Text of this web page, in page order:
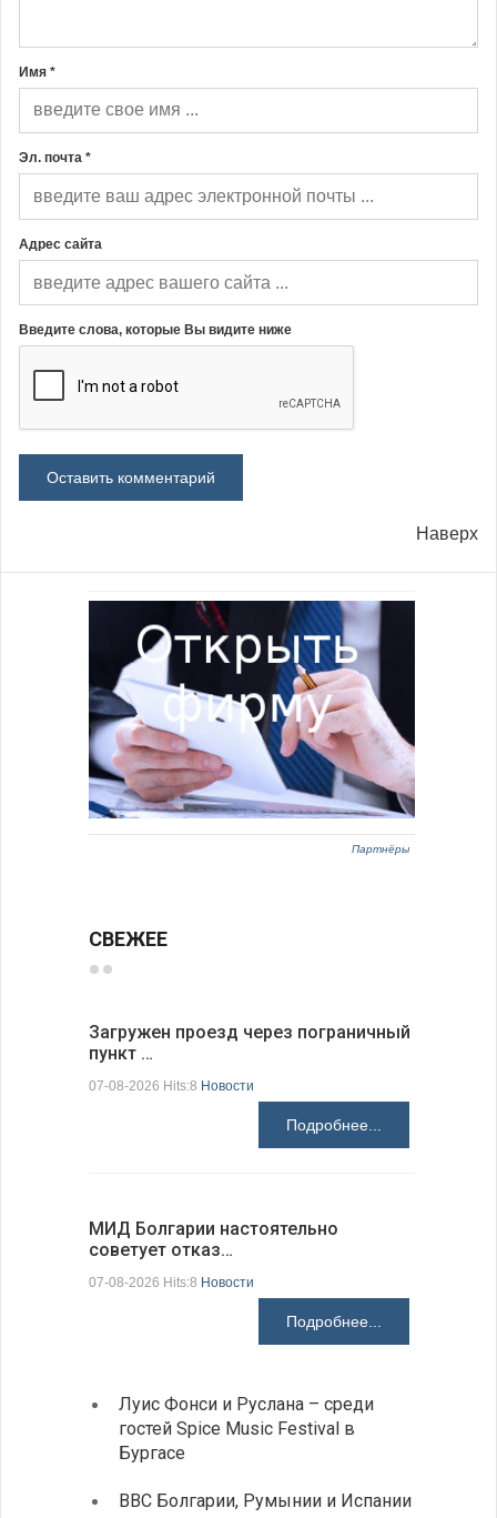
Имя *
Эл. почта *
Адрес сайта
Введите слова, которые Вы видите ниже
Наверх
Партнёры
СВЕЖЕЕ
Загружен проезд через пограничный
пункт …
07-08-2026 Hits:8 Новости
Подробнее...
МИД Болгарии настоятельно
советует отказ…
07-08-2026 Hits:8 Новости
Подробнее...
Луис Фонси и Руслана – среди
гостей Spice Music Festival в
Бургасе
ВВС Болгарии, Румынии и Испании